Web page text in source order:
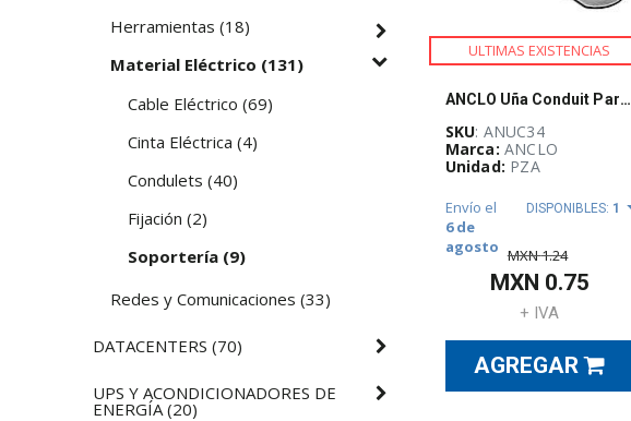
Herramientas (18)
Material Eléctrico (131)
Cable Eléctrico (69)
Cinta Eléctrica (4)
Condulets (40)
Fijación (2)
Soportería (9)
Redes y Comunicaciones (33)
DATACENTERS (70)
UPS Y ACONDICIONADORES DE
ENERGÍA (20)
ULTIMAS EXISTENCIAS
ANCLO Uña Conduit Pared Delgada, EMT, 19mm, 3/4 - UC34
SKU: ANUC34
Marca: ANCLO
Unidad: PZA
Envío el
6 de
agosto
DISPONIBLES: 1
MXN1.24
MXN 0.75
+ IVA
AGREGAR